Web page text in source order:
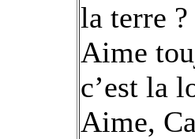
la terre ?
Aime
c’est la
Aime,